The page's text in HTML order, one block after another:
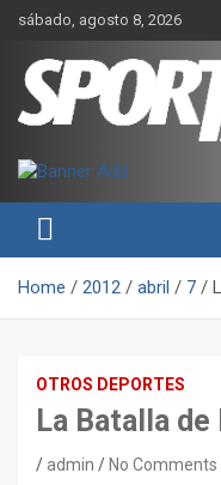
Skip
content
sábado, agosto 8, 2026
Revista
Sport
rendimiento, nutrición y
Home 2012 abril 7
OTROS DEPORTES
La Batalla de
admin No Comments